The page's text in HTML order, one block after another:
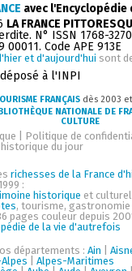
avec
LA FRANCE
N° ISSN 1768-
00011. Code APE 913E
et d'aujourd'hui sont
à l'INPI
FRANÇAIS dès 2003
NATIONALE DE
CULTURE
Politique de
du jour
richesses de la France
:
historique et
, tourisme, gastronomie
pages couleur depuis
de la vie d'autrefois
départements :Ain |
Alpes-Maritimes